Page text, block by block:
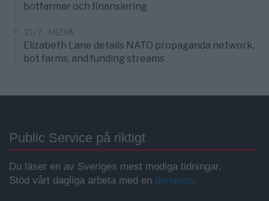
botfarmar och finansiering
31/7 MEDIA
Elizabeth Lane details NATO propaganda network,
bot farms, and funding streams
Public Service på riktigt
Du läser en av Sveriges mest modiga tidningar.
Stöd vårt dagliga arbeta med en donation.